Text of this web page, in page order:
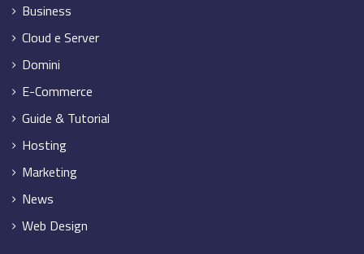
Business
Cloud e Server
Domini
E-Commerce
Guide & Tutorial
Hosting
Marketing
News
Web Design